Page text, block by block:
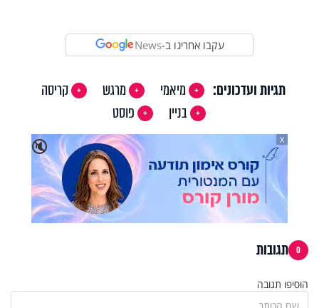
עקבו אחרינו ב-News
תגיות ועדכונים: מיאמי מרגש
קריסה
בניין
פוסט
🔇
X
0 תגובות
הוסיפו תגובה